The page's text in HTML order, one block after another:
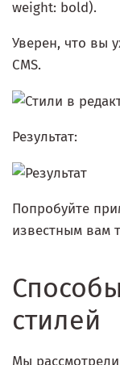
weight: bold).
Уверен, что вы
CMS.
Результат:
Попробуйте
известным вам
стилей
Мы